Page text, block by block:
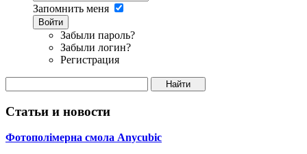
Запомнить меня
Войти
Забыли пароль?
Забыли логин?
Регистрация
Статьи и новости
Фотополімерна смола Anycubic